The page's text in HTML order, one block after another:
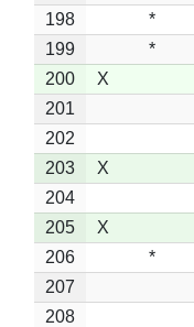
198
*
199
*
200
X
201
202
203
X
204
205
X
206
*
207
208